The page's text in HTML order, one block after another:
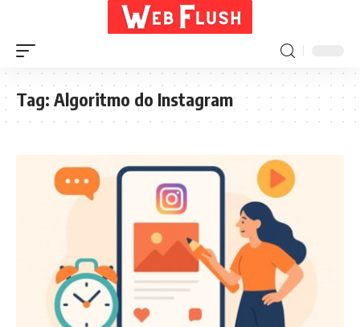
Tag:Algoritmo do Instagram